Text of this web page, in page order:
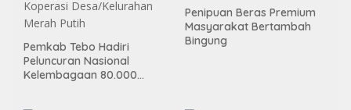
Pemkab Tebo Hadiri
Peluncuran Nasional
Kelembagaan 80.000
Penipuan Beras Premium
Masyarakat Bertambah
Bingung